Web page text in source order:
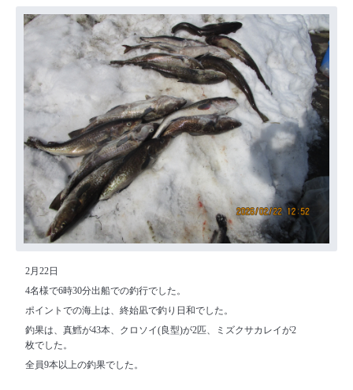
2月22日
4名様で6時30分出船での釣行でした。
ポイントでの海上は、終始凪で釣り日和でした。
釣果は、真鱈が43本、クロソイ(良型)が2匹、ミズクサカレイが2
枚でした。
全員9本以上の釣果でした。